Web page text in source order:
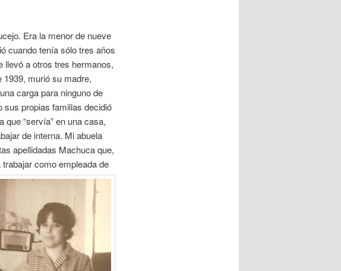
Era la menor de nueve
cuando tenía sólo tres años
llevó a otros tres hermanos,
murió su madre,
carga para ninguno de
sus propias familias decidió
“servía” en una casa,
de interna. Mi abuela
apellidadas Machuca que,
como empleada de